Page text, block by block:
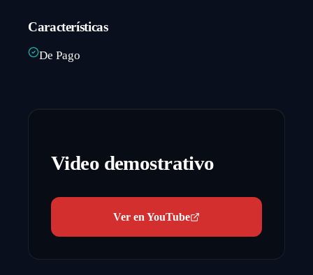
Características
De Pago
Video demostrativo
Ver en YouTube